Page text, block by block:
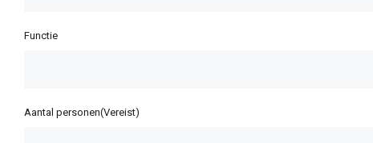
Functie
Aantal personen(Vereist)